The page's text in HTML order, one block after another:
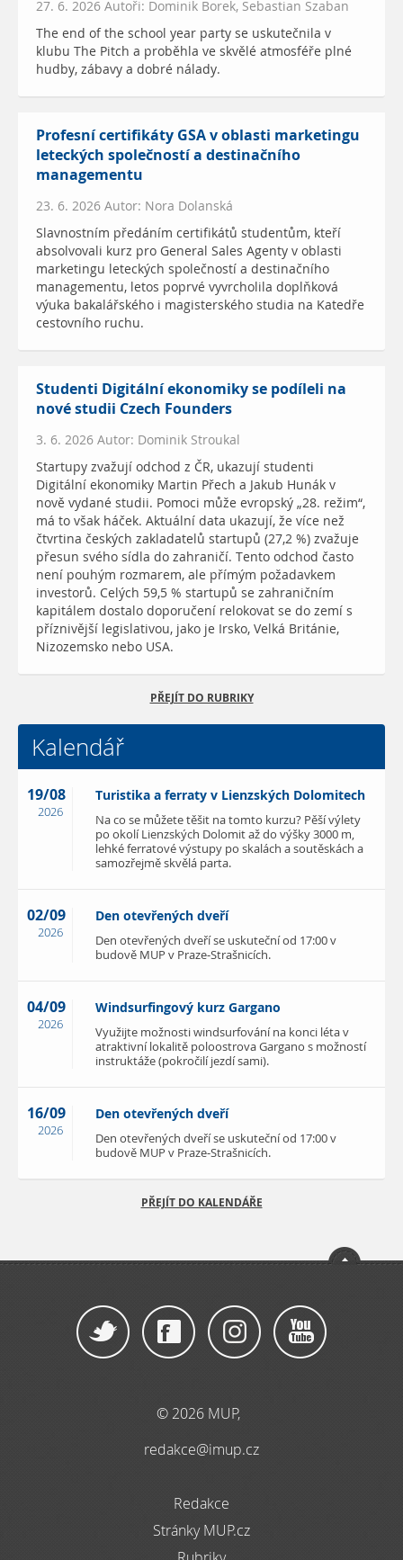
27. 6. 2026 Autoři: Dominik Borek, Sebastian Szaban
The end of the school year party se uskutečnila v
klubu The Pitch a proběhla ve skvělé atmosféře plné
hudby, zábavy a dobré nálady.
Profesní certifikáty GSA v oblasti marketingu
leteckých společností a destinačního
managementu
23. 6. 2026 Autor: Nora Dolanská
Slavnostním předáním certifikátů studentům, kteří
absolvovali kurz pro General Sales Agenty v oblasti
marketingu leteckých společností a destinačního
managementu, letos poprvé vyvrcholila doplňková
výuka bakalářského i magisterského studia na Katedře
cestovního ruchu.
Studenti Digitální ekonomiky se podíleli na
nové studii Czech Founders
3. 6. 2026 Autor: Dominik Stroukal
Startupy zvažují odchod z ČR, ukazují studenti
Digitální ekonomiky Martin Přech a Jakub Hunák v
nově vydané studii. Pomoci může evropský „28. režim“,
má to však háček. Aktuální data ukazují, že více než
čtvrtina českých zakladatelů startupů (27,2 %) zvažuje
přesun svého sídla do zahraničí. Tento odchod často
není pouhým rozmarem, ale přímým požadavkem
investorů. Celých 59,5 % startupů se zahraničním
kapitálem dostalo doporučení relokovat se do zemí s
příznivější legislativou, jako je Irsko, Velká Británie,
Nizozemsko nebo USA.
PŘEJÍT DO RUBRIKY
Kalendář
19/08
2026
Turistika a ferraty v Lienzských Dolomitech
Na co se můžete těšit na tomto kurzu? Pěší výlety
po okolí Lienzských Dolomit až do výšky 3000 m,
lehké ferratové výstupy po skalách a soutěskách a
samozřejmě skvělá parta.
02/09
2026
Den otevřených dveří
Den otevřených dveří se uskuteční od 17:00 v
budově MUP v Praze-Strašnicích.
04/09
2026
Windsurfingový kurz Gargano
Využijte možnosti windsurfování na konci léta v
atraktivní lokalitě poloostrova Gargano s možností
instruktáže (pokročilí jezdí sami).
16/09
2026
Den otevřených dveří
Den otevřených dveří se uskuteční od 17:00 v
budově MUP v Praze-Strašnicích.
PŘEJÍT DO KALENDÁŘE
© 2026 MUP,
redakce@imup.cz
Redakce
Stránky MUP.cz